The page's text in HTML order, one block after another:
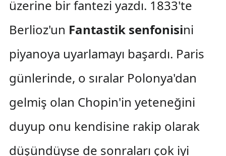
üzerine bir fantezi yazdı. 1833'te
Berlioz'un Fantastik senfonisini
piyanoya uyarlamayı başardı. Paris
günlerinde, o sıralar Polonya'dan
gelmiş olan Chopin'in yeteneğini
duyup onu kendisine rakip olarak
düşündüyse de sonraları çok iyi